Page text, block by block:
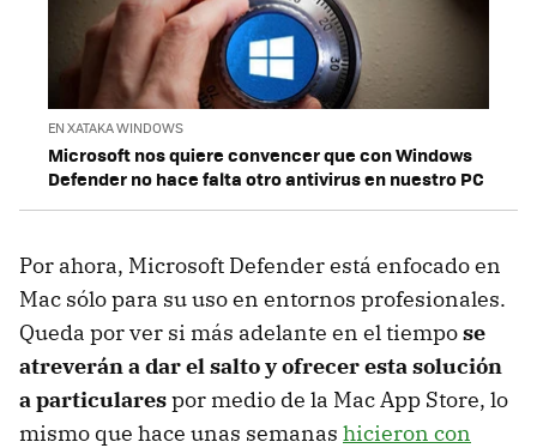
EN XATAKA WINDOWS
Microsoft nos quiere convencer que con Windows
Defender no hace falta otro antivirus en nuestro PC
Por ahora, Microsoft Defender está enfocado en
Mac sólo para su uso en entornos profesionales.
Queda por ver si más adelante en el tiempose
atreverán a dar el salto y ofrecer esta solución
a particularespor medio de la Mac App Store, lo
mismo que hace unas semanas hicieron con